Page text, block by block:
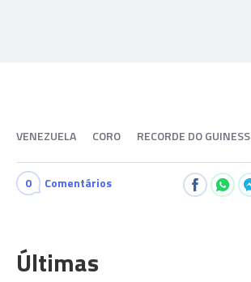
VENEZUELA CORO RECORDE DO GUINESS
0 Comentários
Últimas